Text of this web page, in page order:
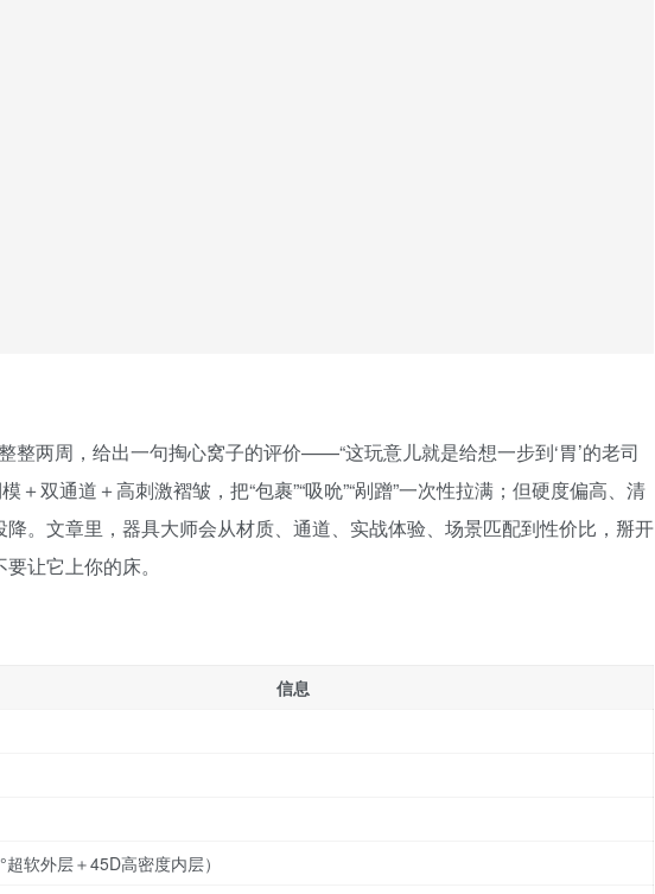
整两周，给出一句掏心窝子的评价——“这玩意儿就是给想一步到‘胃’的老司
＋双通道＋高刺激褶皱，把“包裹”“吸吮”“剐蹭”一次性拉满；但硬度偏高、清
。文章里，器具大师会从材质、通道、实战体验、场景匹配到性价比，掰开
让它上你的床。
信息
超软外层＋45D高密度内层）